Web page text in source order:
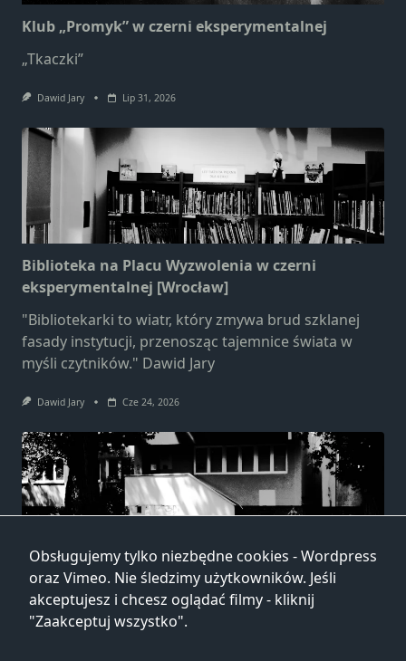
Klub „Promyk” w czerni eksperymentalnej
„Tkaczki”
Dawid Jary Lip 31, 2026
Biblioteka na Placu Wyzwolenia w czerni
eksperymentalnej [Wrocław]
"Bibliotekarki to wiatr, który zmywa brud szklanej
fasady instytucji, przenosząc tajemnice świata w
myśli czytników." Dawid Jary
Dawid Jary Cze 24, 2026
Biblioteka przy ulicy Głogowskiej w czerni
eksperymentalnej [Wrocław]
"W sercu każdej biblioteki ukryty jest kawałek jej
Obsługujemy tylko niezbędne cookies - Wordpress
oraz Vimeo. Nie śledzimy użytkowników. Jeśli
akceptujesz i chcesz oglądać filmy - kliknij
"Zaakceptuj wszystko".